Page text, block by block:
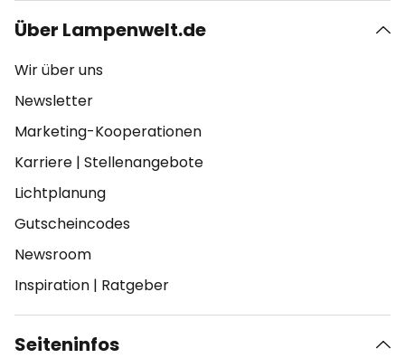
Über Lampenwelt.de
Wir über uns
Newsletter
Marketing-Kooperationen
Karriere | Stellenangebote
Lichtplanung
Gutscheincodes
Newsroom
Inspiration | Ratgeber
Seiteninfos